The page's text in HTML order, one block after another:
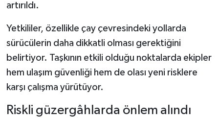
artırıldı.
Yetkililer, özellikle çay çevresindeki yollarda
sürücülerin daha dikkatli olması gerektiğini
belirtiyor. Taşkının etkili olduğu noktalarda ekipler
hem ulaşım güvenliği hem de olası yeni risklere
karşı çalışma yürütüyor.
Riskli güzergâhlarda önlem alındı
Seydiler Haberleri
Taşköprü Haberleri
Tosya Haberleri
Ulusal Haberler